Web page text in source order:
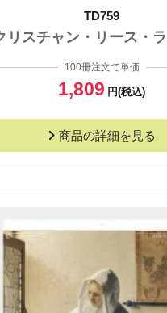
TD759
リスチャン・リース・
100冊注文で単価
1,809 円(税込)
商品の詳細を見る